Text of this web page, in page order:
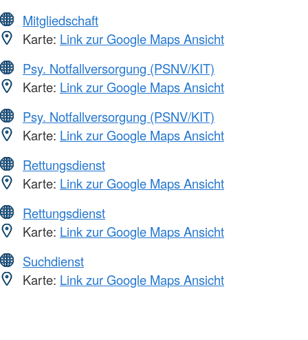
Mitgliedschaft
Karte: Link zur Google Maps Ansicht
Psy. Notfallversorgung (PSNV/KIT)
Karte: Link zur Google Maps Ansicht
Psy. Notfallversorgung (PSNV/KIT)
Karte: Link zur Google Maps Ansicht
Rettungsdienst
Karte: Link zur Google Maps Ansicht
Rettungsdienst
Karte: Link zur Google Maps Ansicht
Suchdienst
Karte: Link zur Google Maps Ansicht